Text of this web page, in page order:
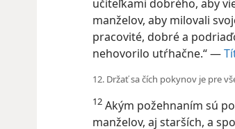
učiteľkami dobrého, aby
manželov, aby milovali
pracovité, dobré a
nehovorilo utŕhačne.“ —
12. Držať sa čích pokynov je pre
12 Akým požehnaním sú
manželov, aj starších, a